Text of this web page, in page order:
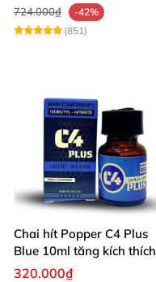
724.000₫
-42%
(851)
Chai hít Popper C4 Plus
Blue 10ml tăng kích thích
quan hệ mạnh mẽ
320.000₫